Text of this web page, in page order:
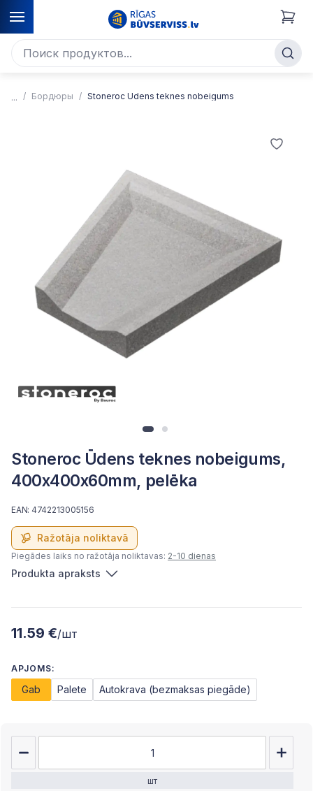
Бордюры Stoneroc Ūdens teknes nobeigums
Stoneroc Ūdens teknes nobeigums,
400x400x60mm, pelēka
Ražotāja noliktavā
EAN: 4742213005156
Piegādes laiks no ražotāja noliktavas: 2-10 dienas
Produkta apraksts
11.59 €/шт
APJOMS:
Gab Palete Autokrava (bezmaksas piegāde)
шт